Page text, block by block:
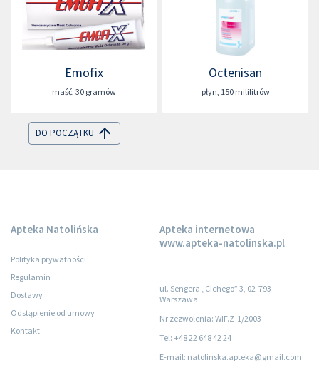
Emofix
maść, 30 gramów
Octenisan
płyn, 150 mililitrów
DO POCZĄTKU
Apteka Natolińska
Polityka prywatności
Regulamin
Dostawy
Odstąpienie od umowy
Kontakt
Apteka internetowa
www.apteka-natolinska.pl
ul. Sengera „Cichego” 3, 02-793
Warszawa
Nr zezwolenia: WIF.Z-1/2003
Tel: +48 22 648 42 24
E-mail: natolinska.apteka@gmail.com